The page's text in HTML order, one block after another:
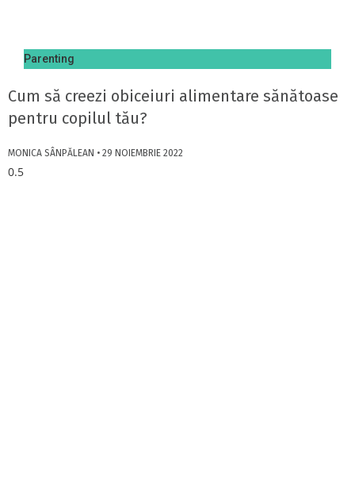
Parenting
Cum să creezi obiceiuri alimentare sănătoase
pentru copilul tău?
MONICA SÂNPĂLEAN 29 NOIEMBRIE 2022